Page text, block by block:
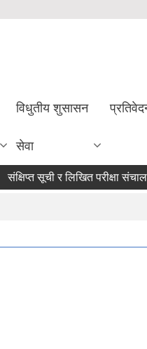
विधुतीय शुसासन
सेवा
संक्षिप्त सूची र लिखित परीक्षा